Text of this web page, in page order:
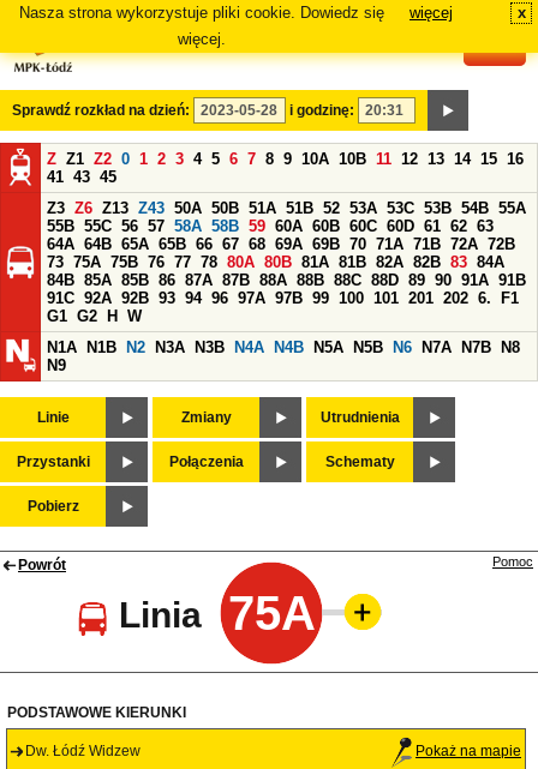
Nasza strona wykorzystuje pliki cookie. Dowiedz się
więcej.
więcej x
Sprawdź rozkład na dzień: i godzinę:
Z Z1 Z2 0 1 2 3 4 5 6 7 8 9 10A 10B 11 12 13 14 15 16
41 43 45
Z3 Z6 Z13 Z43 50A 50B 51A 51B 52 53A 53C 53B 54B 55A
55B 55C 56 57 58A 58B 59 60A 60B 60C 60D 61 62 63
64A 64B 65A 65B 66 67 68 69A 69B 70 71A 71B 72A 72B
73 75A 75B 76 77 78 80A 80B 81A 81B 82A 82B 83 84A
84B 85A 85B 86 87A 87B 88A 88B 88C 88D 89 90 91A 91B
91C 92A 92B 93 94 96 97A 97B 99 100 101 201 202 6.
F1
G1 G2 H
W
N1A
N1B N2 N3A N3B N4A N4B N5A N5B N6 N7A N7B
N8
N9
Linie Zmiany Utrudnienia
Przystanki Połączenia Schematy
Pobierz
Powrót
Linia 75A
Pomoc
PODSTAWOWE KIERUNKI
Dw. Łódź Widzew Pokaż na mapie